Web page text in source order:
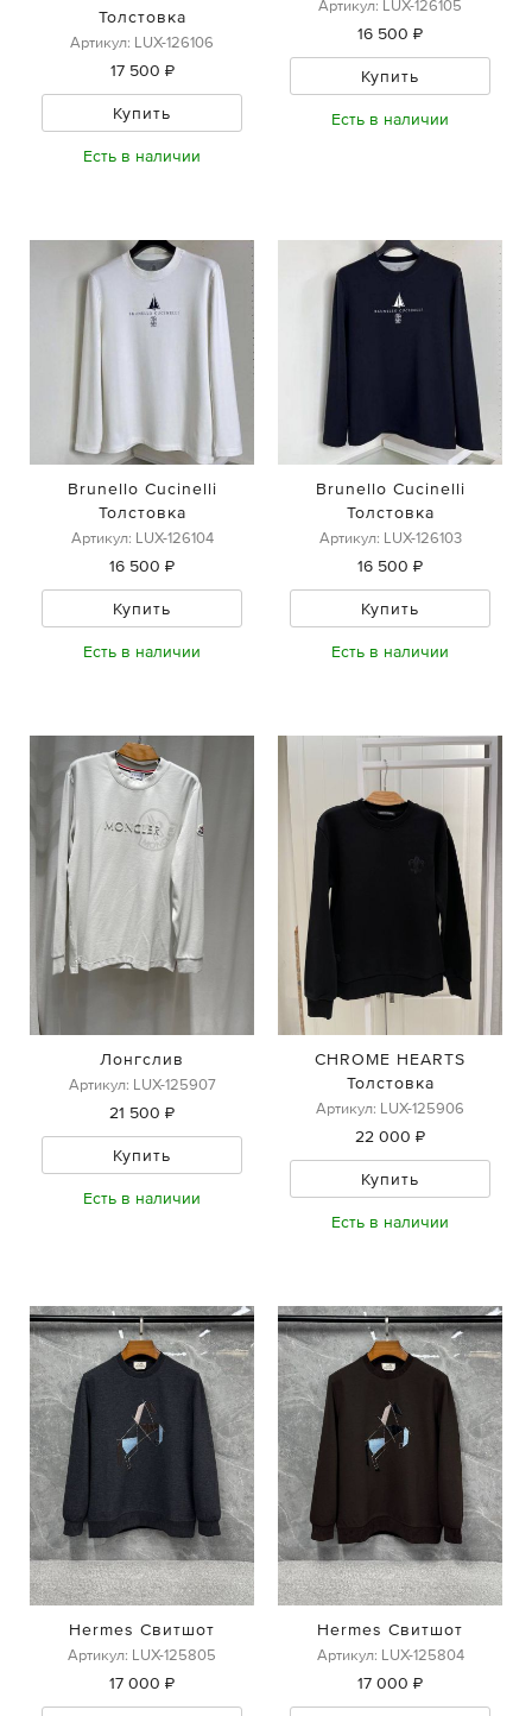
Толстовка
Артикул: LUX-126106
17 500 ₽
Купить
Есть в наличии
Артикул: LUX-126105
16 500 ₽
Купить
Есть в наличии
Brunello Cucinelli
Толстовка
Артикул: LUX-126104
16 500 ₽
Купить
Есть в наличии
Brunello Cucinelli
Толстовка
Артикул: LUX-126103
16 500 ₽
Купить
Есть в наличии
Лонгслив
Артикул: LUX-125907
21 500 ₽
Купить
Есть в наличии
CHROME HEARTS
Толстовка
Артикул: LUX-125906
22 000 ₽
Купить
Есть в наличии
Hermes Свитшот
Артикул: LUX-125805
17 000 ₽
Hermes Свитшот
Артикул: LUX-125804
17 000 ₽